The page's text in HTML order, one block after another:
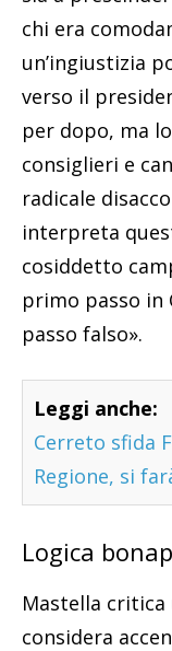
chi era
un’ingiustizia
verso il
per dopo, ma
consiglieri e
radicale
interpreta
cosiddetto
primo passo in
passo falso».
Leggi anche:
Cerreto sfida
Regione, si
Logica
Mastella critica
considera